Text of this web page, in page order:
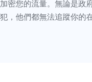
加密您的流量。無論是政
犯，他們都無法追蹤你的